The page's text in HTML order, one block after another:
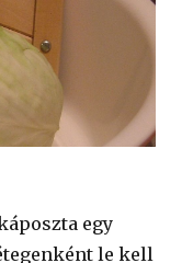
egy
le kell